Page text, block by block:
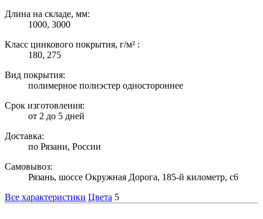
Длина на складе, мм:
1000, 3000
Класс цинкового покрытия, г/м² :
180, 275
Вид покрытия:
полимерное полиэстер одностороннее
Срок изготовления:
от 2 до 5 дней
Доставка:
по Рязани, России
Самовывоз:
Рязань, шоссе Окружная Дорога, 185-й километр, с6
Все характеристики Цвета 5